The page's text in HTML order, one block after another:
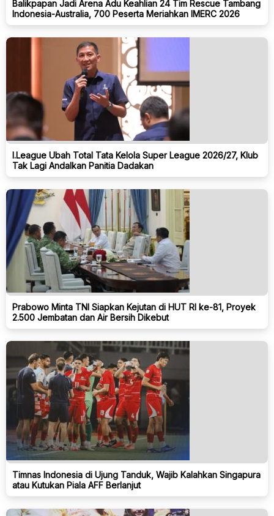
Balikpapan Jadi Arena Adu Keahlian 24 Tim Rescue Tambang
Indonesia-Australia, 700 Peserta Meriahkan IMERC 2026
I.League Ubah Total Tata Kelola Super League 2026/27, Klub
Tak Lagi Andalkan Panitia Dadakan
Prabowo Minta TNI Siapkan Kejutan di HUT RI ke-81, Proyek
2.500 Jembatan dan Air Bersih Dikebut
Timnas Indonesia di Ujung Tanduk, Wajib Kalahkan Singapura
atau Kutukan Piala AFF Berlanjut